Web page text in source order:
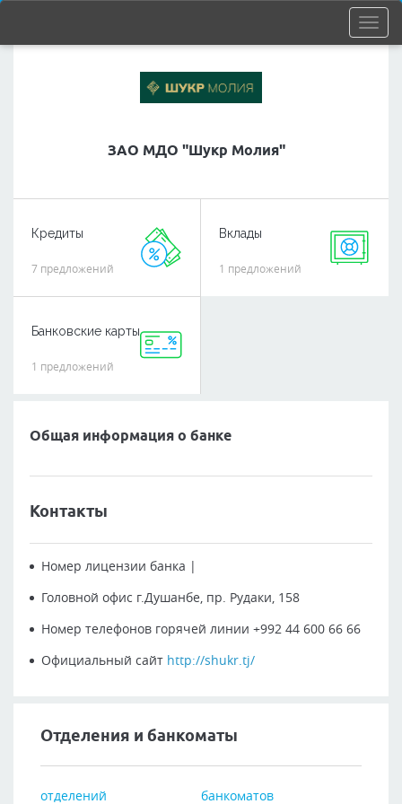
ЗАО МДО "Шукр Молия"
Кредиты
7 предложений
Вклады
1 предложений
Банковские карты
1 предложений
Общая информация о банке
Контакты
Номер лицензии банка |
Головной офис г.Душанбе, пр. Рудаки, 158
Номер телефонов горячей линии +992 44 600 66 66
Официальный сайт http://shukr.tj/
Отделения и банкоматы
отделений банкоматов